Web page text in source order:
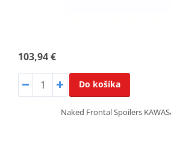
103,94 €
Do košíka
Naked Frontal Spoilers